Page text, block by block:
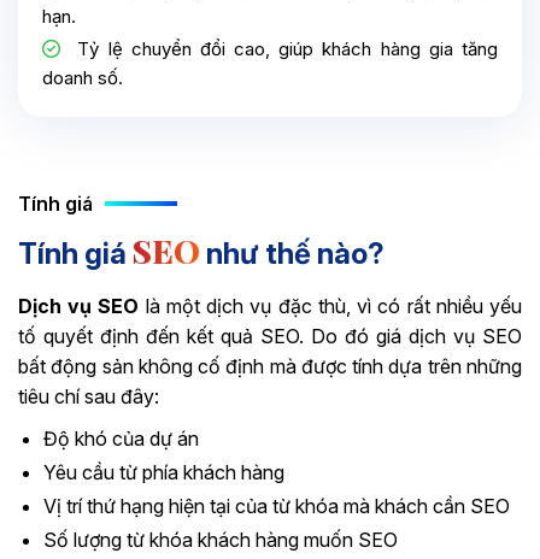
hạn.
Tỷ lệ chuyển đổi cao, giúp khách hàng gia tăng
doanh số.
Tính giá
Tính giá SEO như thế nào?
Dịch vụ SEO là một dịch vụ đặc thù, vì có rất nhiều yếu
tố quyết định đến kết quả SEO. Do đó giá dịch vụ SEO
bất động sản không cố định mà được tính dựa trên những
tiêu chí sau đây:
Độ khó của dự án
Yêu cầu từ phía khách hàng
Vị trí thứ hạng hiện tại của từ khóa mà khách cần SEO
Số lượng từ khóa khách hàng muốn SEO